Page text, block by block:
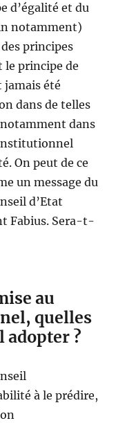
d’égalité et du
notamment)
principes
principe de
jamais été
dans de telles
dans
On peut de ce
un message du
d’Etat
Fabius. Sera-t-
au
quelles
?
à le prédire,